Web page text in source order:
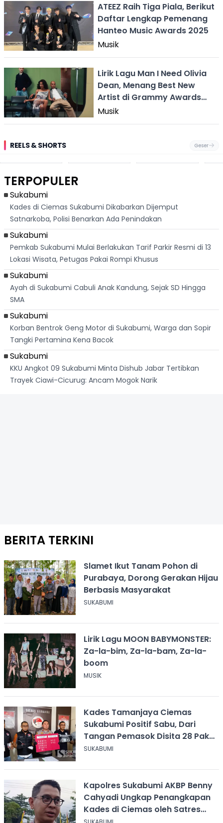
ATEEZ Raih Tiga Piala, Berikut
Daftar Lengkap Pemenang
Hanteo Music Awards 2025
Musik
Lirik Lagu Man I Need Olivia
Dean, Menang Best New
Artist di Grammy Awards
2026
Musik
REELS & SHORTS Geser
Festival Ekstrem
Banteng
"Bang Messi"
TERPOPULER
Sukabumi
Kades di Ciemas Sukabumi Dikabarkan Dijemput
Satnarkoba, Polisi Benarkan Ada Penindakan
Sukabumi
Pemkab Sukabumi Mulai Berlakukan Tarif Parkir Resmi di 13
Lokasi Wisata, Petugas Pakai Rompi Khusus
Sukabumi
Ayah di Sukabumi Cabuli Anak Kandung, Sejak SD Hingga
SMA
Sukabumi
Korban Bentrok Geng Motor di Sukabumi, Warga dan Sopir
Tangki Pertamina Kena Bacok
Sukabumi
KKU Angkot 09 Sukabumi Minta Dishub Jabar Tertibkan
Trayek Ciawi-Cicurug: Ancam Mogok Narik
BERITA TERKINI
Slamet Ikut Tanam Pohon di
Purabaya, Dorong Gerakan Hijau
Berbasis Masyarakat
SUKABUMI
Lirik Lagu MOON BABYMONSTER:
Za-la-bim, Za-la-bam, Za-la-
boom
MUSIK
Kades Tamanjaya Ciemas
Sukabumi Positif Sabu, Dari
Tangan Pemasok Disita 28 Paket
Narkoba
SUKABUMI
Kapolres Sukabumi AKBP Benny
Cahyadi Ungkap Penangkapan
Kades di Ciemas oleh Satres